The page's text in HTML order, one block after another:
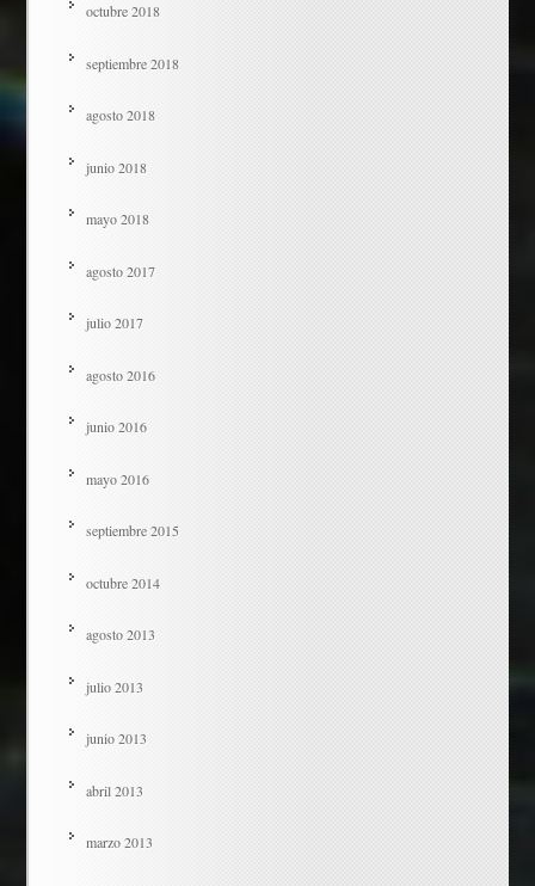
octubre 2018
septiembre 2018
agosto 2018
junio 2018
mayo 2018
agosto 2017
julio 2017
agosto 2016
junio 2016
mayo 2016
septiembre 2015
octubre 2014
agosto 2013
julio 2013
junio 2013
abril 2013
marzo 2013